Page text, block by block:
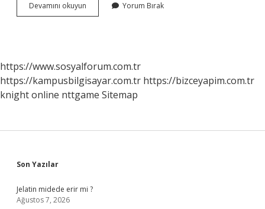
Devamını okuyun
Ayrilmak
Yorum Bırak
https://www.sosyalforum.com.tr
https://kampusbilgisayar.com.tr https://bizceyapim.com.tr
knight online nttgame Sitemap
Sidebar
Son Yazılar
Jelatin midede erir mi ?
Ağustos 7, 2026